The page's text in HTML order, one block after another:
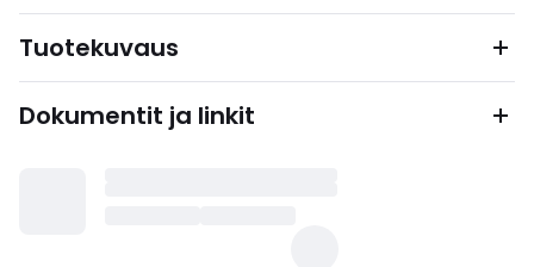
Tuotekuvaus
Dokumentit ja linkit